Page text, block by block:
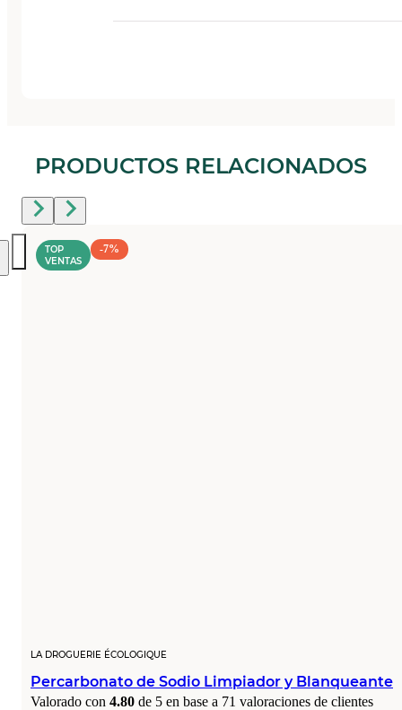
PRODUCTOS RELACIONADOS
TOP
VENTAS
-7%
LA DROGUERIE ÉCOLOGIQUE
Percarbonato de Sodio Limpiador y Blanqueante
Valorado con 4.80 de 5 en base a 71 valoraciones de clientes